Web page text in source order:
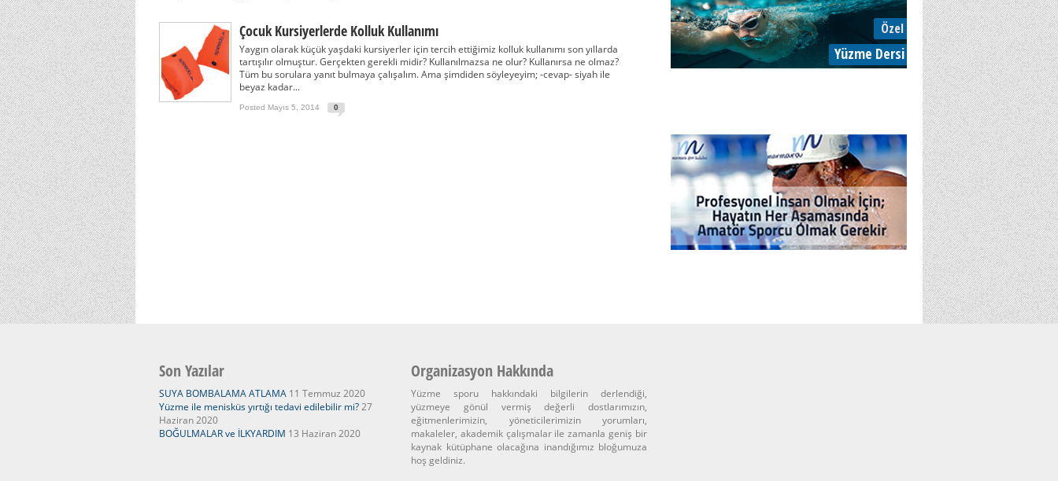
Çocuk Kursiyerlerde Kolluk Kullanımı
Yaygın olarak küçük yaşdaki kursiyerler için tercih ettiğimiz kolluk kullanımı son yıllarda
tartışılır olmuştur. Gerçekten gerekli midir? Kullanılmazsa ne olur? Kullanırsa ne olmaz?
Tüm bu sorulara yanıt bulmaya çalışalım. Ama şimdiden söyleyeyim; -cevap- siyah ile
beyaz kadar...
Posted Mayıs 5, 2014 0
Son Yazılar
SUYA BOMBALAMA ATLAMA 11 Temmuz 2020
Yüzme ile menisküs yırtığı tedavi edilebilir mi?27
Haziran 2020
BOĞULMALAR ve İLKYARDIM 13 Haziran 2020
Organizasyon Hakkında
Yüzme sporu hakkındaki bilgilerin derlendiği,
yüzmeye gönül vermiş değerli dostlarımızın,
eğitmenlerimizin, yöneticilerimizin yorumları,
makaleler, akademik çalışmalar ile zamanla geniş bir
kaynak kütüphane olacağına inandığımız bloğumuza
hoş geldiniz.